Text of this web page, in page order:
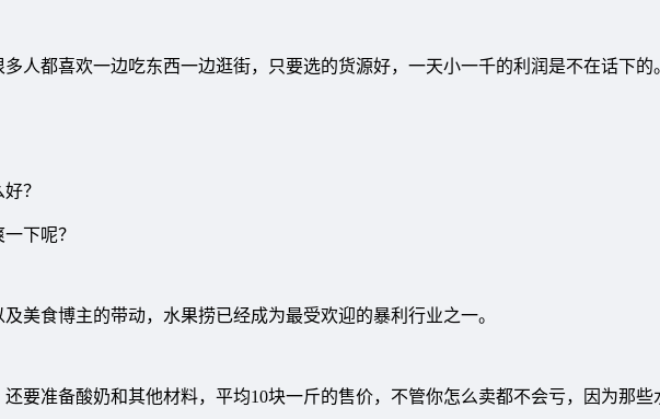
人都喜欢一边吃东西一边逛街，只要选的货源好，一天小一千的利润是不在话下的
下呢？
美食博主的带动，水果捞已经成为最受欢迎的暴利行业之一。
要准备酸奶和其他材料，平均10块一斤的售价，不管你怎么卖都不会亏，因为那些